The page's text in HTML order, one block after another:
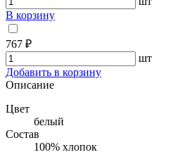
В корзину
767 ₽
шт
Добавить в корзину
Описание
Цвет
белый
Состав
100% хлопок